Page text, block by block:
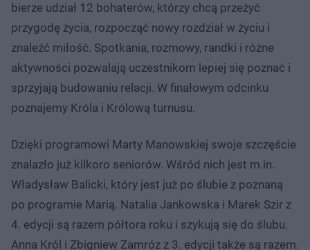
bierze udział 12 bohaterów, którzy chcą przeżyć
przygodę życia, rozpocząć nowy rozdział w życiu i
znaleźć miłość. Spotkania, rozmowy, randki i różne
aktywności pozwalają uczestnikom lepiej się poznać i
sprzyjają budowaniu relacji. W finałowym odcinku
poznajemy Króla i Królową turnusu.
Dzięki programowi Marty Manowskiej swoje szczęście
znalazło już kilkoro seniorów. Wśród nich jest m.in.
Władysław Balicki, który jest już po ślubie z poznaną
po programie Marią. Natalia Jankowska i Marek Szir z
4. edycji są razem półtora roku i szykują się do ślubu.
Anna Król i Zbigniew Zamróz z 3. edycji także są razem.